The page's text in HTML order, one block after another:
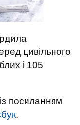
цивільного
і 105
із посиланням
.